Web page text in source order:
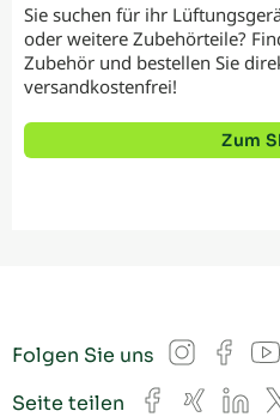
Sie suchen für ihr
oder weitere Zubehörteile?
Zubehör und bestellen Sie
versandkostenfrei!
Zum
Folgen Sie uns Instagram
Seite teilen Facebook
Xing